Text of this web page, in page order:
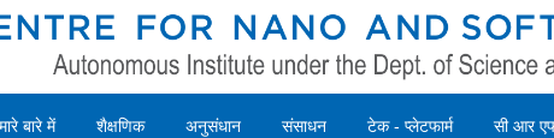
बारे में शैक्षणिक अनुसंधान संसाधन टेक - प्लेटफार्म सी आर